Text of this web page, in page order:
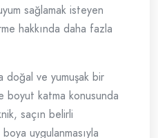
sağlamak isteyen
hakkında daha fazla
doğal ve yumuşak bir
boyut katma konusunda
saçın belirli
uygulanmasıyla